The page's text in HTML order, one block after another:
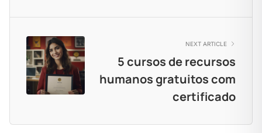
NEXT ARTICLE
5 cursos de recursos
humanos gratuitos com
certificado